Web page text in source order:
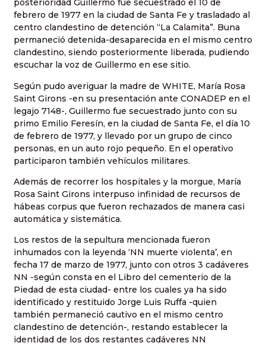
posterioridad Guillermo fue secuestrado el 10 de
febrero de 1977 en la ciudad de Santa Fe y trasladado al
centro clandestino de detención “La Calamita”. Buna
permaneció detenida-desaparecida en el mismo centro
clandestino, siendo posteriormente liberada, pudiendo
escuchar la voz de Guillermo en ese sitio.
Según pudo averiguar la madre de WHITE, María Rosa
Saint Girons -en su presentación ante CONADEP en el
legajo 7148-, Guillermo fue secuestrado junto con su
primo Emilio Feresín, en la ciudad de Santa Fe, el día 10
de febrero de 1977, y llevado por un grupo de cinco
personas, en un auto rojo pequeño. En el operativo
participaron también vehículos militares.
Además de recorrer los hospitales y la morgue, María
Rosa Saint Girons interpuso infinidad de recursos de
hábeas corpus que fueron rechazados de manera casi
automática y sistemática.
Los restos de la sepultura mencionada fueron
inhumados con la leyenda ‘NN muerte violenta’, en
fecha 17 de marzo de 1977, junto con otros 3 cadáveres
NN -según consta en el Libro del cementerio de la
Piedad de esta ciudad- entre los cuales ya ha sido
identificado y restituido Jorge Luis Ruffa -quien
también permaneció cautivo en el mismo centro
clandestino de detención-, restando establecer la
identidad de los dos restantes cadáveres NN